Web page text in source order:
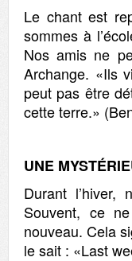
Le chant est
sommes à
Nos amis ne
Archange. «Ils
peut pas être
cette terre.»
UNE
Durant l’hiver,
Souvent, ce
nouveau. Cela
le sait : «Last